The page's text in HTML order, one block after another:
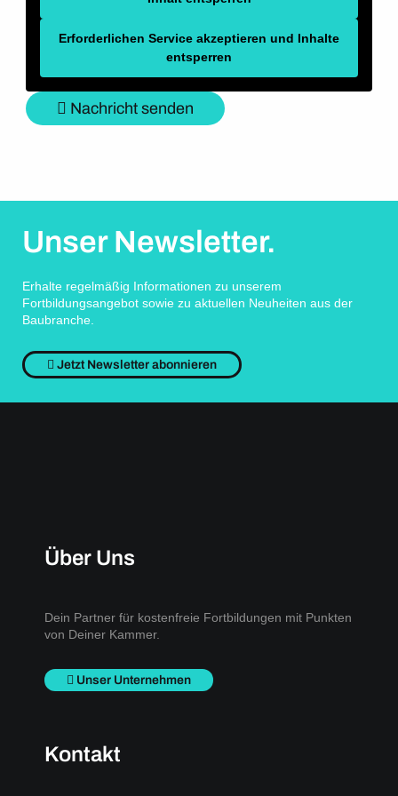
Erforderlichen Service akzeptieren und Inhalte
entsperren
Nachricht senden
Unser Newsletter.
Erhalte regelmäßig Informationen zu unserem
Fortbildungsangebot sowie zu aktuellen Neuheiten aus der
Baubranche.
Jetzt Newsletter abonnieren
Über Uns
Dein Partner für kostenfreie Fortbildungen mit Punkten
von Deiner Kammer.
Unser Unternehmen
Kontakt